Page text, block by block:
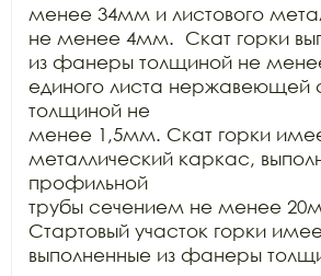
менее 34мм и листового
не менее 4мм.  Скат горки
из фанеры толщиной не
единого листа нержавеющей
толщиной не
менее 1,5мм. Скат горки
металлический каркас,
профильной
трубы сечением не менее
Стартовый участок горки
выполненные из фанеры